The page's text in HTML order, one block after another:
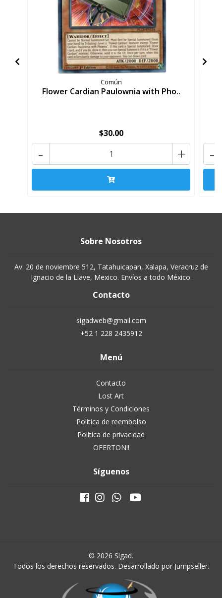
Común
Flower Cardian Paulownia with Pho..
$30.00
+
- -
Sobre Nosotros
Av. 20 de noviembre 512, Tatahuicapan, Xalapa, Veracruz de
Ignacio de la Llave, Mexico. Envíos a todo México.
Contacto
sigadweb@gmail.com
+52 1 228 2435912
Menú
Contacto
Lost Art
Términos y Condiciones
Politica de reembolso
Política de privacidad
OFERTON!!
Síguenos
© 2026 Sigad.
Todos los derechos reservados. Desarrollado por Jumpseller.